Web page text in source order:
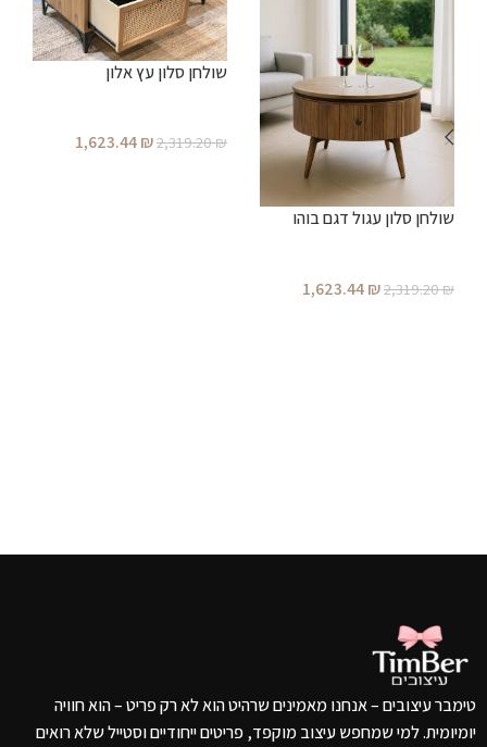
שולחן סלון עגול דגם בוהו
2,319.20₪
1,623.44₪
שולחן סלון עץ אלון
2,319.20₪
1,623.44₪
טימבר עיצובים – אנחנו מאמינים שרהיט הוא לא רק פריט – הוא חוויה
יומיומית. למי שמחפש עיצוב מוקפד, פריטים ייחודיים וסטייל שלא רואים